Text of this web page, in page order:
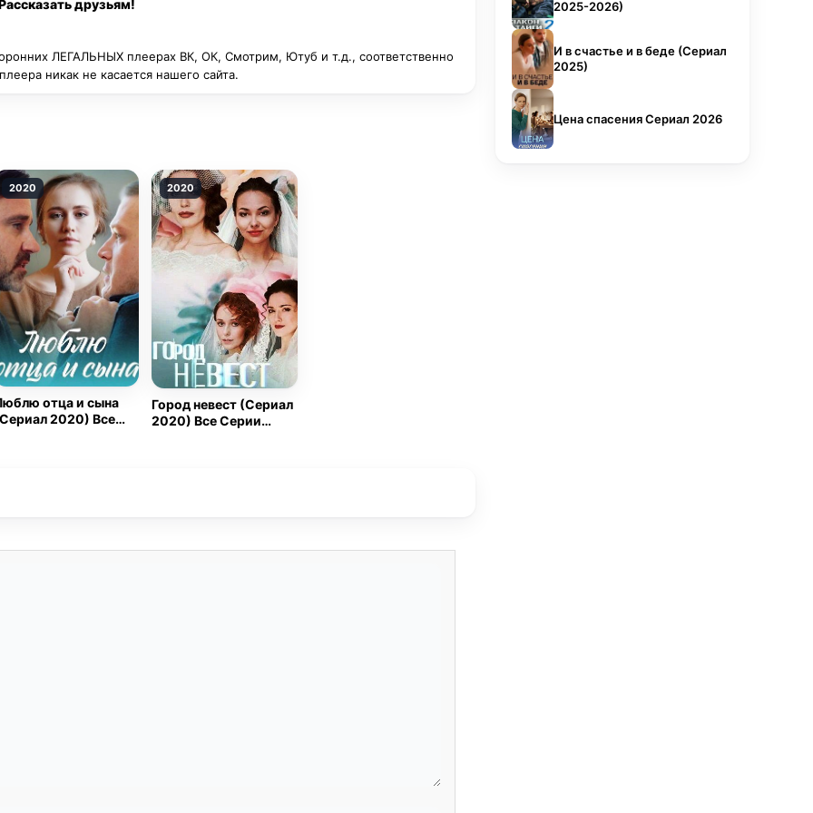
ни хоронил, всё равно возвращается.
друзьям!
ЛЕГАЛЬНЫХ плеерах ВК, ОК, Смотрим, Ютуб и т.д., соответственно
никак не касается нашего сайта.
2020
отца и сына
2020) Все
2020
Город невест (Сериал
2020) Все Серии
2025-2026)
И в счастье и в беде (Сериал
2025)
Цена спасения Сериал 2026